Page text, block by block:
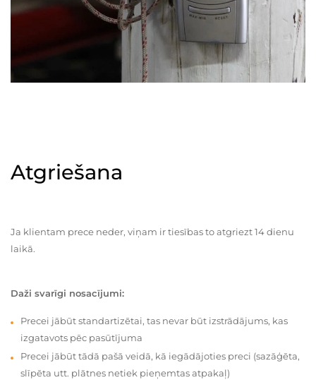
Atgriešana
Ja klientam prece neder, viņam ir tiesības to atgriezt 14 dienu
laikā.
Daži svarīgi nosacījumi:
Precei jābūt standartizētai, tas nevar būt izstrādājums, kas
izgatavots pēc pasūtījuma
Precei jābūt tādā pašā veidā, kā iegādājoties preci (sazāģēta,
slīpēta utt. plātnes netiek pieņemtas atpakaļ)